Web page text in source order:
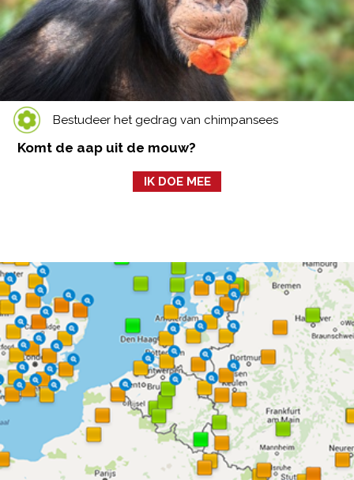
Bestudeer het gedrag van chimpansees
Komt de aap uit de mouw?
IK DOE MEE